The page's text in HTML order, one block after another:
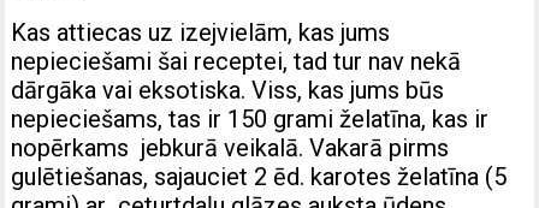
Kas attiecas uz izejvielām, kas jums
nepieciešami šai receptei, tad tur nav nekā
dārgāka vai eksotiska. Viss, kas jums būs
nepieciešams, tas ir 150 grami želatīna, kas ir
nopērkams jebkurā veikalā. Vakarā pirms
gulētiešanas, sajauciet 2 ēd. karotes želatīna (5